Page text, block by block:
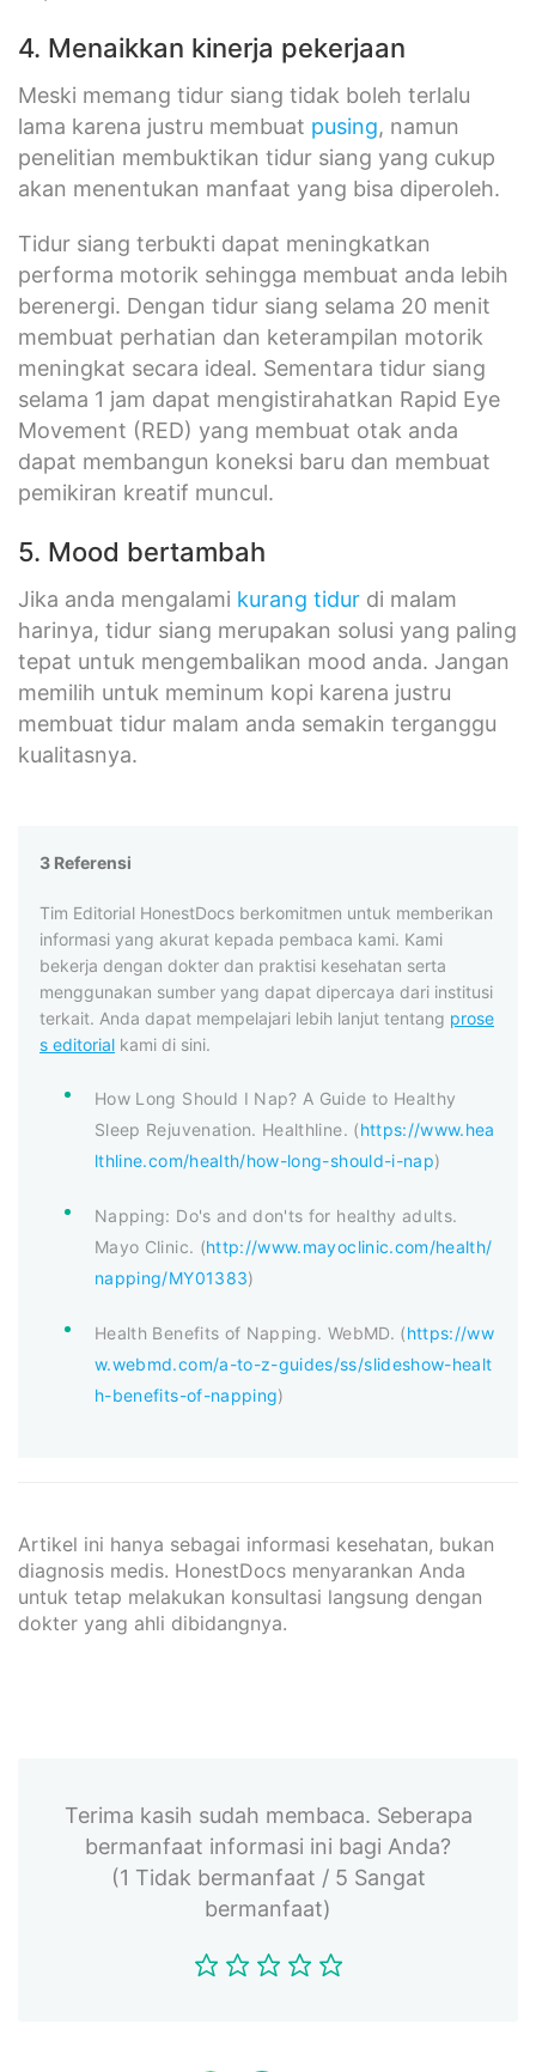
4. Menaikkan kinerja pekerjaan
Meski memang tidur siang tidak boleh terlalu
lama karena justru membuat pusing, namun
penelitian membuktikan tidur siang yang cukup
akan menentukan manfaat yang bisa diperoleh.
Tidur siang terbukti dapat meningkatkan
performa motorik sehingga membuat anda lebih
berenergi. Dengan tidur siang selama 20 menit
membuat perhatian dan keterampilan motorik
meningkat secara ideal. Sementara tidur siang
selama 1 jam dapat mengistirahatkan Rapid Eye
Movement (RED) yang membuat otak anda
dapat membangun koneksi baru dan membuat
pemikiran kreatif muncul.
5. Mood bertambah
Jika anda mengalami kurang tidur di malam
harinya, tidur siang merupakan solusi yang paling
tepat untuk mengembalikan mood anda. Jangan
memilih untuk meminum kopi karena justru
membuat tidur malam anda semakin terganggu
kualitasnya.
3 Referensi
Tim Editorial HonestDocs berkomitmen untuk memberikan
informasi yang akurat kepada pembaca kami. Kami
bekerja dengan dokter dan praktisi kesehatan serta
menggunakan sumber yang dapat dipercaya dari institusi
terkait. Anda dapat mempelajari lebih lanjut tentang prose
s editorial kami di sini.
How Long Should I Nap? A Guide to Healthy
Sleep Rejuvenation. Healthline. (https://www.hea
lthline.com/health/how-long-should-i-nap)
Napping: Do's and don'ts for healthy adults.
Mayo Clinic. (http://www.mayoclinic.com/health/
napping/MY01383)
Health Benefits of Napping. WebMD. (https://ww
w.webmd.com/a-to-z-guides/ss/slideshow-healt
h-benefits-of-napping)
Artikel ini hanya sebagai informasi kesehatan, bukan
diagnosis medis. HonestDocs menyarankan Anda
untuk tetap melakukan konsultasi langsung dengan
dokter yang ahli dibidangnya.
Terima kasih sudah membaca. Seberapa
bermanfaat informasi ini bagi Anda?
(1 Tidak bermanfaat / 5 Sangat
bermanfaat)